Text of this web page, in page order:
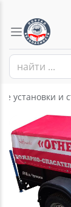
установки и